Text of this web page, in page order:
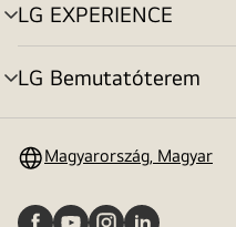
LG EXPERIENCE
menu
toggle
LG Bemutatóterem
menu
Magyarország, Magyar